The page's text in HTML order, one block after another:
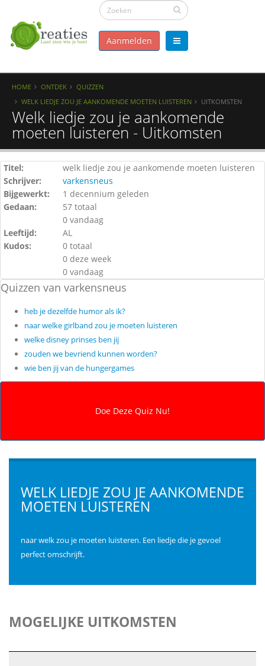
Aanmelden
HOME ONTDEK
QUIZZEN
WELK LIEDJE ZOU JE AANKOMENDE MOETEN LUISTEREN
UITKOMSTEN
Welk liedje zou je aankomende
moeten luisteren - Uitkomsten
Titel:
welk liedje zou je aankomende moeten luisteren
Schrijver:
varkensneus
Bijgewerkt:
1 decennium geleden
Gedaan:
57 totaal
0 vandaag
Leeftijd:
AL
Kudos:
0 totaal
0 deze week
0 vandaag
Quizzen van varkensneus
heb je dezelfde humor als ik?
naar welke girlband zou je moeten luisteren
welke disney prinses ben jij
zouden we bevriend kunnen worden?
wie ben jij van de hungergames
WELK LIEDJE ZOU JE AANKOMENDE
MOETEN LUISTEREN
naar welk zou je moeten luisteren. Een liedje die je gevoel
perfect omschrijft.
MOGELIJKE UITKOMSTEN